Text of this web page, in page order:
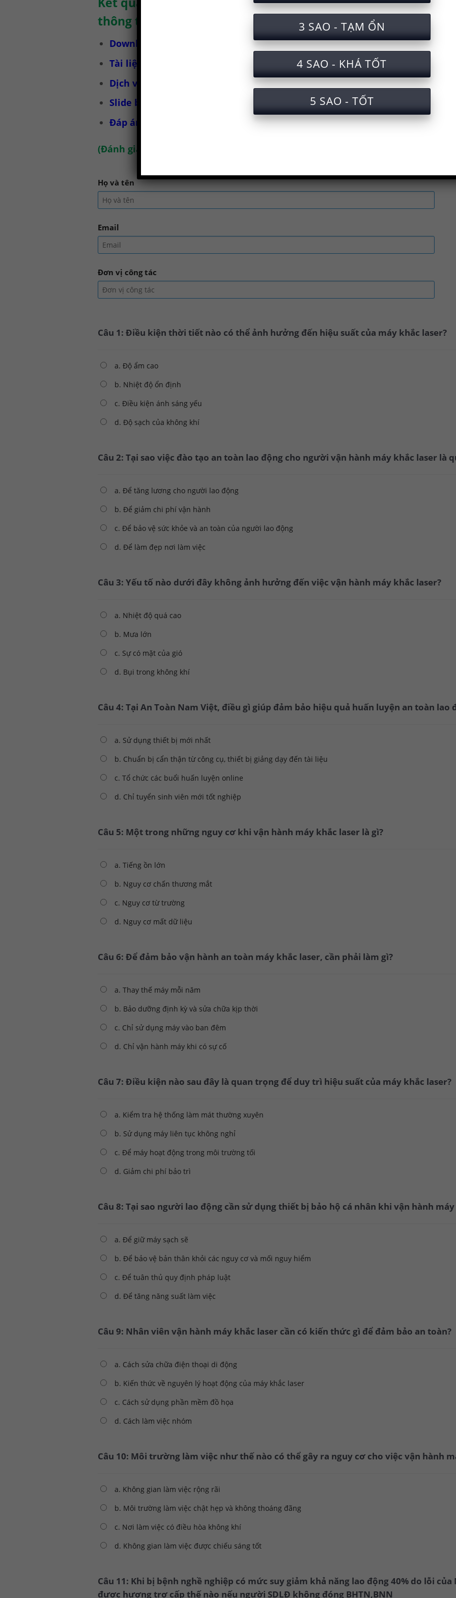
thông tin.
Download bài kiểm tra trắc nghiệm an toàn lao động vận hành máy khắc
Tài liệu huấn luyện an toàn lao động vận hành máy khắc laser
Dịch vụ huấn luyện an toàn lao động vận hành máy khắc laser cấp chứng
Slide bài giảng huấn luyện an toàn lao động khi vận hành máy khắc laser
Đáp án bài trắc nghiệm Huấn luyện an toàn lao động vận hành máy khắc
(Đánh giá chúng tôi tại đây
Họ và tên
Email
Đơn vị công tác
Câu 1: Điều kiện thời tiết nào có thể ảnh hưởng đến hiệu suất của máy khắc laser?
a. Độ ẩm cao
b. Nhiệt độ ổn định
c. Điều kiện ánh sáng yếu
d. Độ sạch của không khí
Câu 2: Tại sao việc đào tạo an toàn lao động cho người vận hành máy khắc laser là
a. Để tăng lương cho người lao động
b. Để giảm chi phí vận hành
c. Để bảo vệ sức khỏe và an toàn của người lao động
d. Để làm đẹp nơi làm việc
Câu 3: Yếu tố nào dưới đây không ảnh hưởng đến việc vận hành máy khắc laser?
a. Nhiệt độ quá cao
b. Mưa lớn
c. Sự có mặt của gió
d. Bụi trong không khí
Câu 4: Tại An Toàn Nam Việt, điều gì giúp đảm bảo hiệu quả huấn luyện an toàn lao
a. Sử dụng thiết bị mới nhất
b. Chuẩn bị cẩn thận từ công cụ, thiết bị giảng dạy đến tài liệu
c. Tổ chức các buổi huấn luyện online
d. Chỉ tuyển sinh viên mới tốt nghiệp
Câu 5: Một trong những nguy cơ khi vận hành máy khắc laser là gì?
a. Tiếng ồn lớn
b. Nguy cơ chấn thương mắt
c. Nguy cơ từ trường
d. Nguy cơ mất dữ liệu
Câu 6: Để đảm bảo vận hành an toàn máy khắc laser, cần phải làm gì?
a. Thay thế máy mỗi năm
b. Bảo dưỡng định kỳ và sửa chữa kịp thời
c. Chỉ sử dụng máy vào ban đêm
d. Chỉ vận hành máy khi có sự cố
Câu 7: Điều kiện nào sau đây là quan trọng để duy trì hiệu suất của máy khắc laser?
a. Kiểm tra hệ thống làm mát thường xuyên
b. Sử dụng máy liên tục không nghỉ
c. Để máy hoạt động trong môi trường tối
d. Giảm chi phí bảo trì
Câu 8: Tại sao người lao động cần sử dụng thiết bị bảo hộ cá nhân khi vận hành
a. Để giữ máy sạch sẽ
b. Để bảo vệ bản thân khỏi các nguy cơ và mối nguy hiểm
c. Để tuân thủ quy định pháp luật
d. Để tăng năng suất làm việc
Câu 9: Nhân viên vận hành máy khắc laser cần có kiến thức gì để đảm bảo an toàn?
a. Cách sửa chữa điện thoại di động
b. Kiến thức về nguyên lý hoạt động của máy khắc laser
c. Cách sử dụng phần mềm đồ họa
d. Cách làm việc nhóm
Câu 10: Môi trường làm việc như thế nào có thể gây ra nguy cơ cho việc vận hành
a. Không gian làm việc rộng rãi
b. Môi trường làm việc chật hẹp và không thoáng đãng
c. Nơi làm việc có điều hòa không khí
d. Không gian làm việc được chiếu sáng tốt
Câu 11: Khi bị bệnh nghề nghiệp có mức suy giảm khả năng lao động 40% do lỗi
được hương trợ cấp thế nào nếu người SDLĐ không đóng BHTN,BNN
3 SAO - TẠM ỔN
4 SAO - KHÁ TỐT
5 SAO - TỐT